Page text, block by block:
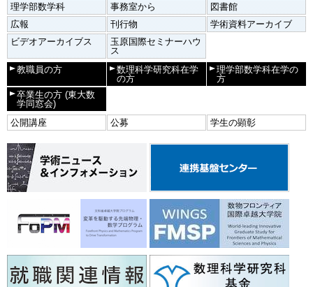
理学部数学科 事務室から
図書館
広報
刊行物
学術資料アーカイブ
ビデオアーカイブス
玉原国際セミナーハウ
ス
教職員の方
数理科学研究科在学
の方
理学部数学科在学の
方
卒業生の方 (東大数
学同窓会)
公開講座
公募 学生の顕彰